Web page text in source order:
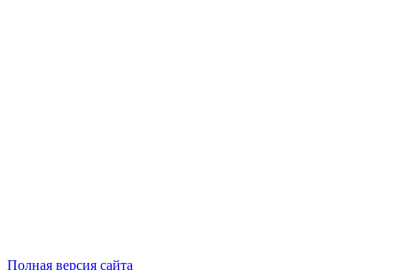
Полная версия сайта